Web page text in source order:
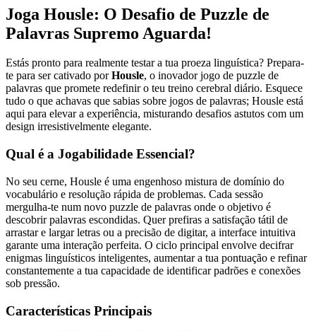
Joga Housle: O Desafio de Puzzle de
Palavras Supremo Aguarda!
Estás pronto para realmente testar a tua proeza linguística? Prepara-
te para ser cativado porHousle, o inovador jogo de puzzle de
palavras que promete redefinir o teu treino cerebral diário. Esquece
tudo o que achavas que sabias sobre jogos de palavras; Housle está
aqui para elevar a experiência, misturando desafios astutos com um
design irresistivelmente elegante.
Qual é a Jogabilidade Essencial?
No seu cerne, Housle é uma engenhoso mistura de domínio do
vocabulário e resolução rápida de problemas. Cada sessão
mergulha-te num novo puzzle de palavras onde o objetivo é
descobrir palavras escondidas. Quer prefiras a satisfação tátil de
arrastar e largar letras ou a precisão de digitar, a interface intuitiva
garante uma interação perfeita. O ciclo principal envolve decifrar
enigmas linguísticos inteligentes, aumentar a tua pontuação e refinar
constantemente a tua capacidade de identificar padrões e conexões
sob pressão.
Características Principais